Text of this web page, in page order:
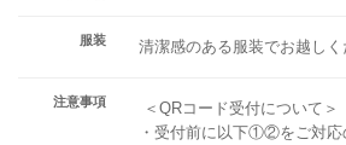
服装 清潔感のある服装でお越しく
注意事項
＜QRコード受付について＞
・受付前に以下①②をご対応